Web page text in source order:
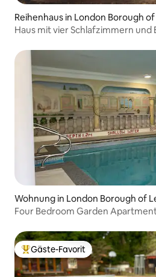
Reihenhaus in London Borough
Haus mit vier Schlafzimmern und
Wohnung in London Borough of
Four Bedroom Garden
Beliebter Gäste-Favorit.
Gäste-Favorit